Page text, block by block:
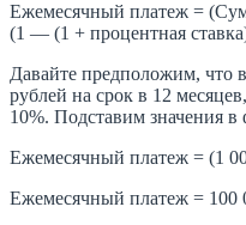
Ежемесячный платеж =
(1 — (1 + процентная
Давайте предположим, что
рублей на срок в 12
10%. Подставим значения в
Ежемесячный платеж = (1
Ежемесячный платеж =